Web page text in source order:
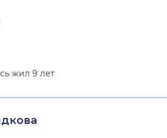
жил 9 лет